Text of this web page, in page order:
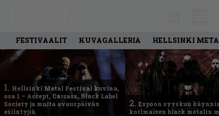
FESTIVAALIT KUVAGALLERIA HELLSINKI
1. Hellsinki Metal Festival kuvina,
osa 1 – Accept, Carcass, Black Label
Society ja muita avauspäivän
esiintyjiä
2. Espoon syyskuu
kotimaisen black metalin